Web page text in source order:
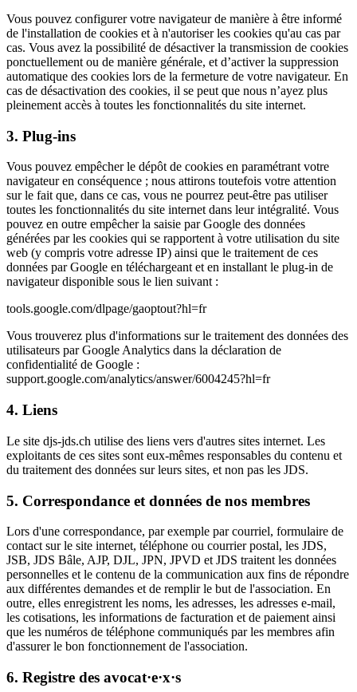
Vous pouvez configurer votre navigateur de manière à être informé
de l'installation de cookies et à n'autoriser les cookies qu'au cas par
cas. Vous avez la possibilité de désactiver la transmission de cookies
ponctuellement ou de manière générale, et d’activer la suppression
automatique des cookies lors de la fermeture de votre navigateur. En
cas de désactivation des cookies, il se peut que nous n’ayez plus
pleinement accès à toutes les fonctionnalités du site internet.
3. Plug-ins
Vous pouvez empêcher le dépôt de cookies en paramétrant votre
navigateur en conséquence ; nous attirons toutefois votre attention
sur le fait que, dans ce cas, vous ne pourrez peut-être pas utiliser
toutes les fonctionnalités du site internet dans leur intégralité. Vous
pouvez en outre empêcher la saisie par Google des données
générées par les cookies qui se rapportent à votre utilisation du site
web (y compris votre adresse IP) ainsi que le traitement de ces
données par Google en téléchargeant et en installant le plug-in de
navigateur disponible sous le lien suivant :
tools.google.com/dlpage/gaoptout?hl=fr
Vous trouverez plus d'informations sur le traitement des données des
utilisateurs par Google Analytics dans la déclaration de
confidentialité de Google :
support.google.com/analytics/answer/6004245?hl=fr
4. Liens
Le site djs-jds.ch utilise des liens vers d'autres sites internet. Les
exploitants de ces sites sont eux-mêmes responsables du contenu et
du traitement des données sur leurs sites, et non pas les JDS.
5. Correspondance et données de nos membres
Lors d'une correspondance, par exemple par courriel, formulaire de
contact sur le site internet, téléphone ou courrier postal, les JDS,
JSB, JDS Bâle, AJP, DJL, JPN, JPVD et JDS traitent les données
personnelles et le contenu de la communication aux fins de répondre
aux différentes demandes et de remplir le but de l'association. En
outre, elles enregistrent les noms, les adresses, les adresses e-mail,
les cotisations, les informations de facturation et de paiement ainsi
que les numéros de téléphone communiqués par les membres afin
d'assurer le bon fonctionnement de l'association.
6. Registre des avocat·e·x·s